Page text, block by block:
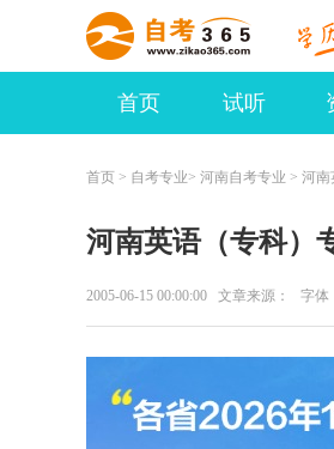
首页 试听
首页 > 自考专业> 河南自考专业 > 河
河南英语（专科）
2005-06-15 00:00:00 文章来源： 字体